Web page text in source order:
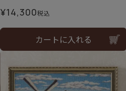
¥14,300税込
カートに入れる